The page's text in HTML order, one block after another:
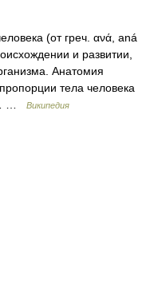
(от греч. ανά, aná
и развитии,
Анатомия
тела человека
…
Википедия